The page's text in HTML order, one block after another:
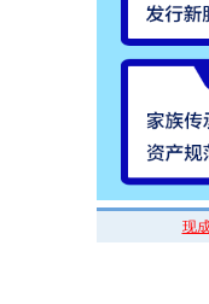
现